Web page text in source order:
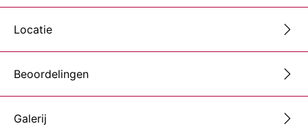
Locatie
Beoordelingen
Galerij